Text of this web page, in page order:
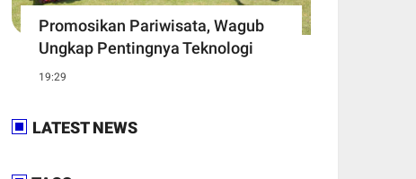
Promosikan Pariwisata, Wagub
Ungkap Pentingnya Teknologi
19:29
LATEST NEWS